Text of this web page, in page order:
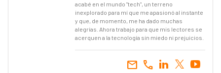
acabé en el mundo "tech", un terreno
inexplorado para mí que me apasionó al instante
y que, de momento, me ha dado muchas
alegrías. Ahora trabajo para que mis lectores se
acerquen a la tecnología sin miedo ni prejuicios.
call
email